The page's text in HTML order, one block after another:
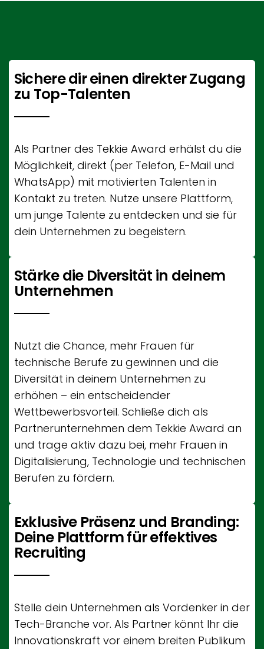
Sichere dir einen direkter Zugang
zu Top-Talenten
Als Partner des Tekkie Award erhälst du die
Möglichkeit, direkt (per Telefon, E-Mail und
WhatsApp) mit motivierten Talenten in
Kontakt zu treten. Nutze unsere Plattform,
um junge Talente zu entdecken und sie für
dein Unternehmen zu begeistern.
Stärke die Diversität in deinem
Unternehmen
Nutzt die Chance, mehr Frauen für
technische Berufe zu gewinnen und die
Diversität in deinem Unternehmen zu
erhöhen – ein entscheidender
Wettbewerbsvorteil. Schließe dich als
Partnerunternehmen dem Tekkie Award an
und trage aktiv dazu bei, mehr Frauen in
Digitalisierung, Technologie und technischen
Berufen zu fördern.
Exklusive Präsenz und Branding:
Deine Plattform für effektives
Recruiting
Stelle dein Unternehmen als Vordenker in der
Tech-Branche vor. Als Partner könnt Ihr die
Innovationskraft vor einem breiten Publikum